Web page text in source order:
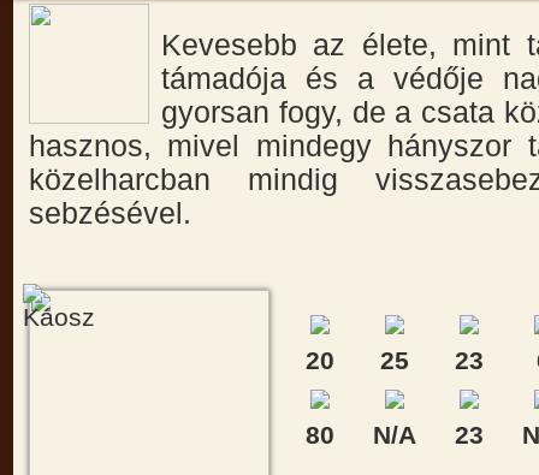
Kevesebb az élete, mint
támadója és a védője
gyorsan fogy, de a csata
hasznos, mivel mindegy hányszor
közelharcban mindig
sebzésével.
20 25 23
80 N/A 23